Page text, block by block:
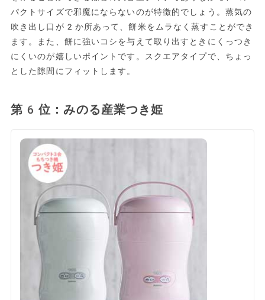
パクトサイズで邪魔にならないのが特徴的でしょう。蒸気の
吹き出し口が2か所あって、餅米をムラなく蒸すことができ
ます。また、餅に強いコシを与えて取り出すときにくっつき
にくいのが嬉しいポイントです。スクエアタイプで、ちょっ
とした隙間にフィットします。
第6位：みのる産業つき姫